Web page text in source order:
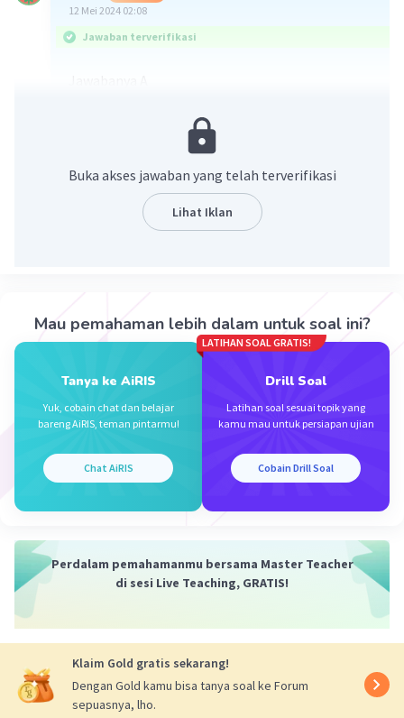
12 Mei 2024 02:08
Jawaban terverifikasi
"ayo" dan dilanjutkan dengan keterangan yang
memperjelas ajakan tersebut yaitu "menerapkan
delapan kebiasaan baru" diikuti dengan tanda
seru yang menandai kalimat ajakan.
0.0(0) Balas
09 Mei 2024 12:13
yaitu A, dimana terdapat 8 kebiasaan baru
Buka akses jawaban yang telah terverifikasi
Lihat Iklan
Mau pemahaman lebih dalam untuk soal ini?
Tanya ke AiRIS
Yuk, cobain chat dan belajar
bareng AiRIS, teman pintarmu!
Chat AiRIS
LATIHAN SOAL GRATIS!
Drill Soal
Latihan soal sesuai topik yang
kamu mau untuk persiapan ujian
Cobain Drill Soal
Perdalam pemahamanmu bersama Master Teacher
di sesi Live Teaching, GRATIS!
Klaim Gold gratis sekarang!
Dengan Gold kamu bisa tanya soal ke Forum
sepuasnya, lho.